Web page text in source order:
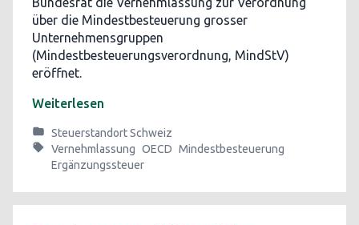
über die Mindestbesteuerung grosser
Unternehmensgruppen
(Mindestbesteuerungsverordnung, MindStV)
eröffnet.
Weiterlesen
Steuerstandort Schweiz
Vernehmlassung OECD Mindestbesteuerung
Ergänzungssteuer